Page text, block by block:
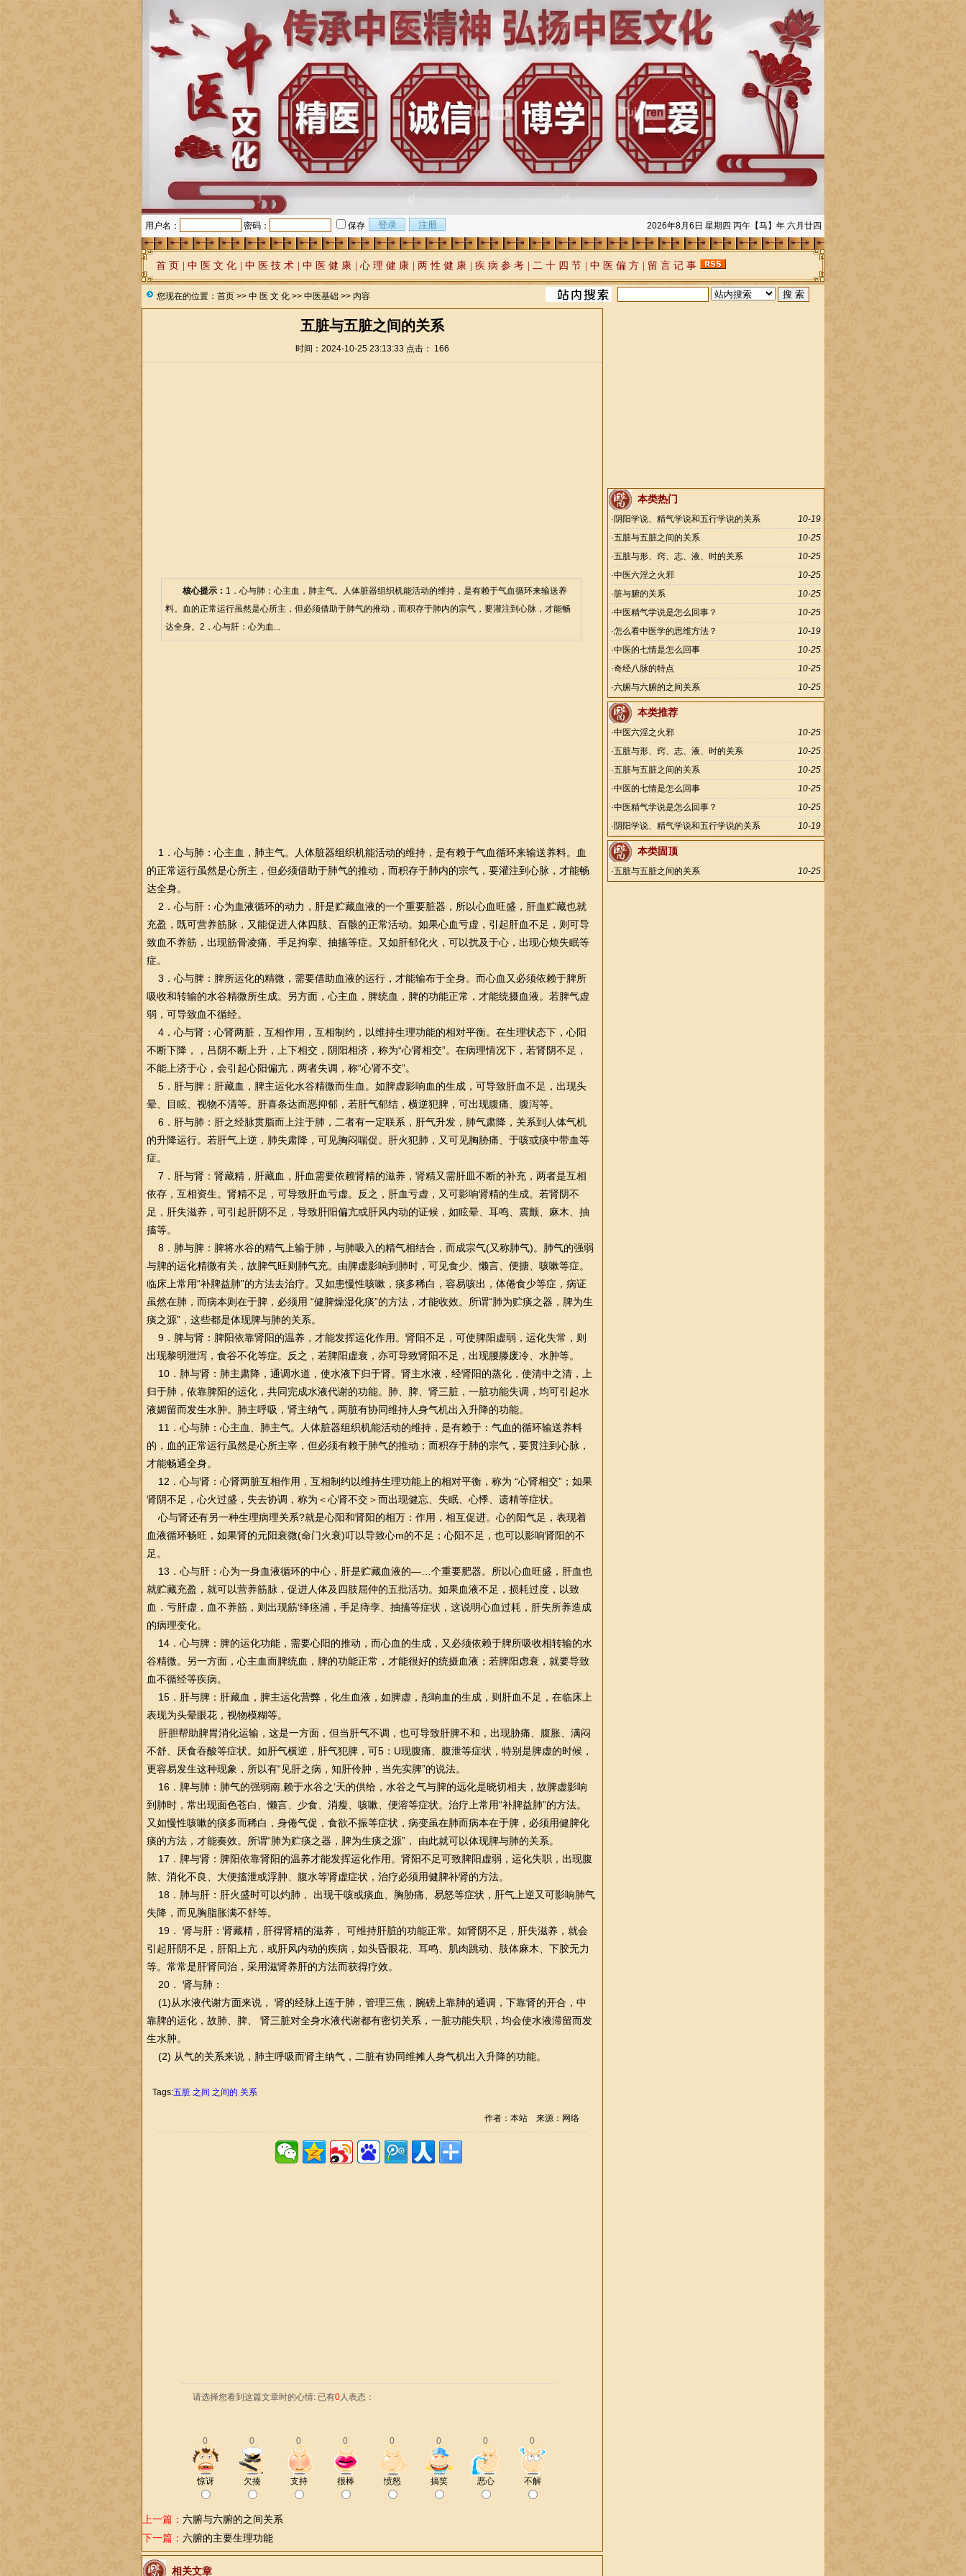
2026年8月6日 星期四 丙午【马】年 六月廿四
用户名： 密码： 保存
首 页 中 医 文 化 中 医 技 术 中 医 健 康 心 理 健 康 两 性 健 康 疾 病 参 考 二 十 四 节 中 医 偏 方 留 言 记 事
您现在的位置： 首页 >> 中 医 文 化 >> 中医基础 >> 内容
五脏与五脏之间的关系
时间：2024-10-25 23:13:33 点击： 166
核心提示： 1．心与肺：心主血，肺主气。人体脏器组织机能活动的维持，是有赖于气血循环来输送养
料。血的正常运行虽然是心所主，但必须借助于肺气的推动，而积存于肺内的宗气，要灌注到心脉，才能畅
达全身。2．心与肝：心为血...
1．心与肺：心主血，肺主气。人体脏器组织机能活动的维持，是有赖于气血循环来输送养料。血
的正常运行虽然是心所主，但必须借助于肺气的推动，而积存于肺内的宗气，要灌注到心脉，才能畅
达全身。
2．心与肝：心为血液循环的动力，肝是贮藏血液的一个重要脏器，所以心血旺盛，肝血贮藏也就
充盈，既可营养筋脉，又能促进人体四肢、百骸的正常活动。如果心血亏虚，引起肝血不足，则可导
致血不养筋，出现筋骨凌痛、手足拘挛、抽搐等症。又如肝郁化火，可以扰及于心，出现心烦失眠等
症。
3．心与脾：脾所运化的精微，需要借助血液的运行，才能输布于全身。而心血又必须依赖于脾所
吸收和转输的水谷精微所生成。另方面，心主血，脾统血，脾的功能正常，才能统摄血液。若脾气虚
弱，可导致血不循经。
4．心与肾：心肾两脏，互相作用，互相制约，以维持生理功能的相对平衡。在生理状态下，心阳
不断下降，，吕阴不断上升，上下相交，阴阳相济，称为“心肾相交”。在病理情况下，若肾阴不足，
不能上济于心，会引起心阳偏亢，两者失调，称“心肾不交”。
5．肝与脾：肝藏血，脾主运化水谷精微而生血。如脾虚影响血的生成，可导致肝血不足，出现头
晕、目眩、视物不清等。肝喜条达而恶抑郁，若肝气郁结，横逆犯脾，可出现腹痛、腹泻等。
6．肝与肺：肝之经脉贯脂而上注于肺，二者有一定联系，肝气升发，肺气肃降，关系到人体气机
的升降运行。若肝气上逆，肺失肃降，可见胸闷喘促。肝火犯肺，又可见胸胁痛、于咳或痰中带血等
症。
7．肝与肾：肾藏精，肝藏血，肝血需要依赖肾精的滋养，肾精又需肝皿不断的补充，两者是互相
依存，互相资生。肾精不足，可导致肝血亏虚。反之，肝血亏虚，又可影响肾精的生成。若肾阴不
足，肝失滋养，可引起肝阴不足，导致肝阳偏亢或肝风内动的证候，如眩晕、耳鸣、震颤、麻木、抽
搐等。
8．肺与脾：脾将水谷的精气上输于肺，与肺吸入的精气相结合，而成宗气(又称肺气)。肺气的强弱
与脾的运化精微有关，故脾气旺则肺气充。由脾虚影响到肺时，可见食少、懒言、便搪、咳嗽等症。
临床上常用“补脾益肺”的方法去治疗。又如患慢性咳嗽，痰多稀白，容易咳出，体倦食少等症，病证
虽然在肺，而病本则在于脾，必须用 “健脾燥湿化痰”的方法，才能收效。所谓“肺为贮痰之器，脾为生
痰之源”，这些都是体现脾与肺的关系。
9．脾与肾：脾阳依靠肾阳的温养，才能发挥运化作用。肾阳不足，可使脾阳虚弱，运化失常，则
出现黎明泄泻，食谷不化等症。反之，若脾阳虚衰，亦可导致肾阳不足，出现腰滕废冷、水肿等。
10．肺与肾：肺主肃降，通调水道，使水液下归于肾。肾主水液，经肾阳的蒸化，使清中之清，上
归于肺，依靠脾阳的运化，共同完成水液代谢的功能。肺、脾、肾三脏，一脏功能失调，均可引起水
液媚留而发生水肿。肺主呼吸，肾主纳气，两脏有协同维持人身气机出入升降的功能。
11．心与肺：心主血、肺主气。人体脏器组织机能活动的维持，是有赖于：气血的循环输送养料
的，血的正常运行虽然是心所主宰，但必须有赖于肺气的推动；而积存于肺的宗气，要贯注到心脉，
才能畅通全身。
12．心与肾：心肾两脏互相作用，互相制约以维持生理功能上的相对平衡，称为 “心肾相交”；如果
肾阴不足，心火过盛，失去协调，称为＜心肾不交＞而出现健忘、失眠、心悸、遗精等症状。
心与肾还有另一种生理病理关系?就是心阳和肾阳的相万：作用，相互促进。心的阳气足，表现着
血液循环畅旺，如果肾的元阳衰微(命门火衰)叮以导致心m的不足；心阳不足，也可以影响肾阳的不
足。
13．心与肝：心为一身血液循环的中心，肝是贮藏血液的—…个重要肥器。所以心血旺盛，肝血也
就贮藏充盈，就可以营养筋脉，促进人体及四肢屈仲的五批活功。如果血液不足，损耗过度，以致
血．亏肝虚，血不养筋，则出现筋‘绎痉浦，手足痔孪、抽搐等症状，这说明心血过耗，肝失所养造成
的病理变化。
14．心与脾：脾的运化功能，需要心阳的推动，而心血的生成，又必须依赖于脾所吸收相转输的水
谷精微。另一方面，心主血而脾统血，脾的功能正常，才能很好的统摄血液；若脾阳虑衰，就要导致
血不循经等疾病。
15．肝与脾：肝藏血，脾主运化营弊，化生血液，如脾虚，彤响血的生成，则肝血不足，在临床上
表现为头晕眼花，视物模糊等。
肝胆帮助脾胃消化运输，这是一方面，但当肝气不调，也可导致肝脾不和，出现胁痛、腹胀、满闷
不舒、厌食吞酸等症状。如肝气横逆，肝气犯脾，可5：U现腹痛、腹泄等症状，特别是脾虚的时候，
更容易发生这种现象，所以有“见肝之病，知肝伶肿，当先实脾”的说法。
16．脾与肺：肺气的强弱南.赖于水谷之‘天的供给，水谷之气与脾的远化是晓切相夫，故脾虚影响
到肺时，常出现面色苍白、懒言、少食、消瘦、咳嗽、便溶等症状。 治疗 上常用“补脾益肺”的方法。
又如慢性咳嗽的痰多而稀白，身倦气促，食欲不振等症状，病变虽在肺而病本在于脾，必须用健脾化
痰的方法，才能奏效。所谓“肺为贮痰之器，脾为生痰之源”， 由此就可以体现脾与肺的关系。
17．脾与肾：脾阳依靠肾阳的温养才能发挥运化作用。肾阳不足可致脾阳虚弱，运化失职，出现腹
脓、消化不良、大便搐泄或浮肿、腹水等肾虚症状， 治疗必须用健脾补肾的方法。
18．肺与肝：肝火盛时可以灼肺， 出现干咳或痰血、胸胁痛、易怒等症状，肝气上逆又可影响肺气
失降，而见胸脂胀满不舒等。
19． 肾与肝：肾藏精，肝得肾精的滋养， 可维持肝脏的功能正常。如肾阴不足，肝失滋养，就会
引起肝阴不足，肝阳上亢，或肝风内动的疾病，如头昏眼花、耳鸣、肌肉跳动、肢体麻木、下胶无力
等。常常是肝肾同治，采用滋肾养肝的方法而获得疗效。
20． 肾与肺：
(1)从水液代谢方面来说， 肾的经脉上连于肺，管理三焦，腕磅上靠肺的通调，下靠肾的开合，中
靠脾的运化，故肺、脾、 肾三脏对全身水液代谢都有密切关系，一脏功能失职，均会使水液滞留而发
生水肿。
(2) 从气的关系来说，肺主呼吸而肾主纳气，二脏有协同维摊人身气机出入升降的功能。
Tags:五脏 之间 之间的 关系
作者：本站 来源：网络
请选择您看到这篇文章时的心情: 已有0人表态：
0 0 0 0 0 0 0 0
惊讶 欠揍 支持 很棒 愤怒 搞笑 恶心 不解
上一篇： 六腑与六腑的之间关系
下一篇： 六腑的主要生理功能
相关文章
本类热门
10-19
· 阴阳学说、精气学说和五行学说的关系
10-25
·五脏与五脏之间的关系
10-25
·五脏与形、窍、志、液、时的关系
10-25
·中医六淫之火邪
10-25
·脏与腑的关系
10-25
·中医精气学说是怎么回事？
10-19
·怎么看中医学的思维方法？
10-25
·中医的七情是怎么回事
10-25
·奇经八脉的特点
10-25
·六腑与六腑的之间关系
本类推荐
10-25
·中医六淫之火邪
10-25
·五脏与形、窍、志、液、时的关系
10-25
·五脏与五脏之间的关系
10-25
·中医的七情是怎么回事
10-25
·中医精气学说是怎么回事？
10-19
· 阴阳学说、精气学说和五行学说的关系
本类固顶
10-25
·五脏与五脏之间的关系